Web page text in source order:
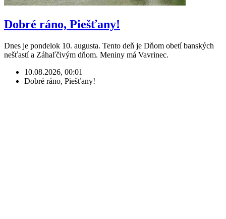
Dobré ráno, Piešťany!
Dnes je pondelok 10. augusta. Tento deň je Dňom obetí banských
nešťastí a Záhaľčivým dňom. Meniny má Vavrinec.
10.08.2026, 00:01
Dobré ráno, Piešťany!